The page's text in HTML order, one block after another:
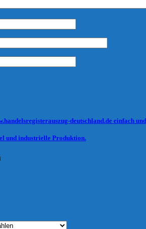
deutschland.de einfach
und industrielle Produktion.